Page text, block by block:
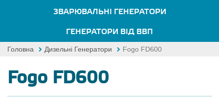
ЗВАРЮВАЛЬНІ ГЕНЕРАТОРИ
ГЕНЕРАТОРИ ВІД ВВП
Головна Дизельні Генератори Fogo FD600
Fogo FD600